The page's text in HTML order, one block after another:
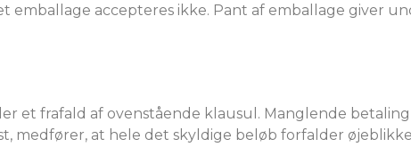
emballage accepteres ikke. Pant af emballage giver
et frafald af ovenstående klausul. Manglende
medfører, at hele det skyldige beløb forfalder